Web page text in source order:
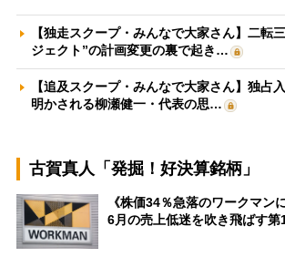
【独走スクープ・みんなで大家さん】二転
ジェクト”の計画変更の裏で起き…
【追及スクープ・みんなで大家さん】独占
明かされる柳瀬健一・代表の思…
古賀真人「発掘！好決算銘柄」
《株価34％急落のワークマン
6月の売上低迷を吹き飛ばす